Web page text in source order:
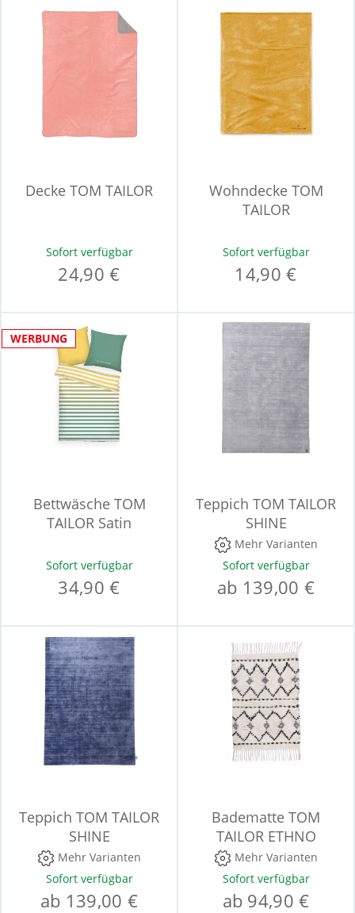
Decke TOM TAILOR
Sofort verfügbar
24,90 €
Wohndecke TOM
TAILOR
Sofort verfügbar
14,90 €
WERBUNG
Bettwäsche TOM
TAILOR Satin
Sofort verfügbar
34,90 €
Teppich TOM TAILOR
SHINE
Mehr Varianten
Sofort verfügbar
ab 139,00 €
Teppich TOM TAILOR
SHINE
Mehr Varianten
Sofort verfügbar
ab 139,00 €
Badematte TOM
TAILOR ETHNO
Mehr Varianten
Sofort verfügbar
ab 94,90 €